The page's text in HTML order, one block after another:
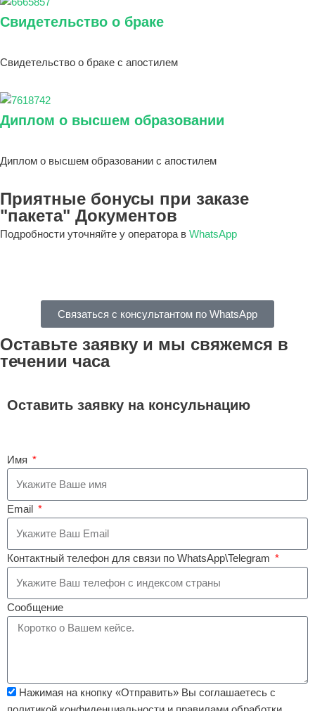
Свидетельство о браке
Свидетельство о браке с апостилем
Диплом о высшем образовании
Диплом о высшем образовании с апостилем
Приятные бонусы при заказе
"пакета" Документов
Подробности уточняйте у оператора в WhatsApp
Связаться с консультантом по WhatsApp
Оставьте заявку и мы свяжемся в
течении часа
Оставить заявку на консульнацию
Имя
Email
Контактный телефон для связи по WhatsApp\Telegram
Сообщение
Нажимая на кнопку «Отправить» Вы соглашаетесь с